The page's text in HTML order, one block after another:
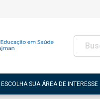
ESCOLHA SUA ÁREA DE INTERESSE